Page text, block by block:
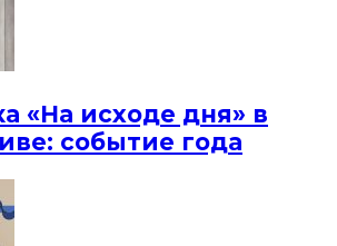
«На исходе дня» в
событие года